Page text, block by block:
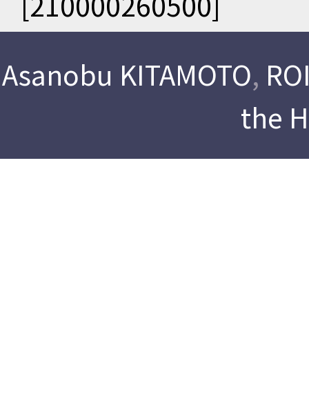
Asanobu KITAMOTO,
the